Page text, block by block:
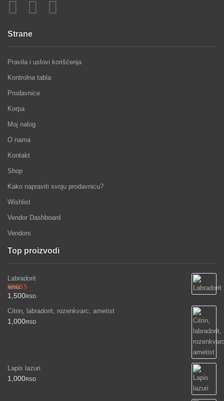
Strane
Pravila i uslovi korišćenja
Kontrolna tabla
Prodavnice
Korpa
Moj nalog
O nama
Kontakt
Shop
Kako napraviti svoju prodavnicu?
Wishlist
Vendor Dashboard
Vendors
Top proizvodi
Labradorit
Ocenjeno
od 5
1,500RSD
Citrin, labradorit, rozenkvarc, ametist
1,000RSD
Lapis lazuri
1,000RSD